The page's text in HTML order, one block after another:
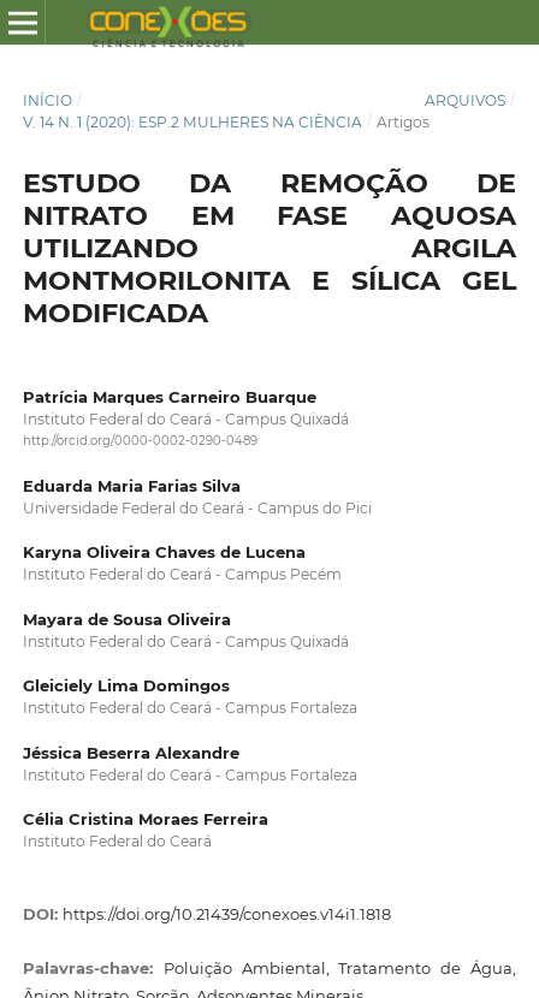
INÍCIO / ARQUIVOS /
V. 14 N. 1 (2020): ESP.2 MULHERES NA CIÊNCIA / Artigos
ESTUDO DA REMOÇÃO DE
NITRATO EM FASE AQUOSA
UTILIZANDO ARGILA
MONTMORILONITA E SÍLICA GEL
MODIFICADA
Patrícia Marques Carneiro Buarque
Instituto Federal do Ceará - Campus Quixadá
http://orcid.org/0000-0002-0290-0489
Eduarda Maria Farias Silva
Universidade Federal do Ceará - Campus do Pici
Karyna Oliveira Chaves de Lucena
Instituto Federal do Ceará - Campus Pecém
Mayara de Sousa Oliveira
Instituto Federal do Ceará - Campus Quixadá
Gleiciely Lima Domingos
Instituto Federal do Ceará - Campus Fortaleza
Jéssica Beserra Alexandre
Instituto Federal do Ceará - Campus Fortaleza
Célia Cristina Moraes Ferreira
Instituto Federal do Ceará
DOI: https://doi.org/10.21439/conexoes.v14i1.1818
Palavras-chave: Poluição Ambiental, Tratamento de Água,